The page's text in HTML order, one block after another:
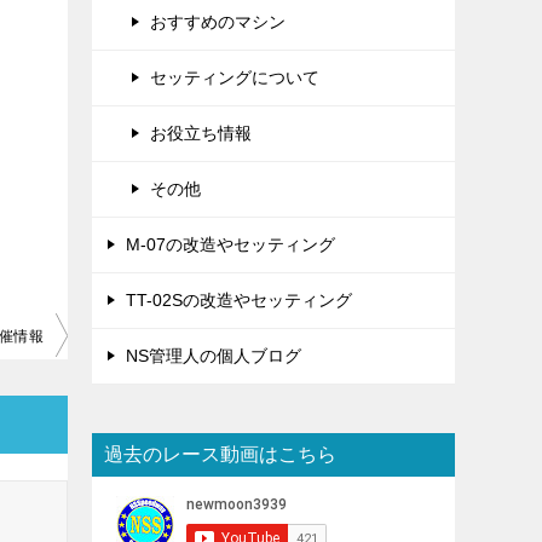
情報
おすすめのマシン
セッティングについて
お役立ち情報
その他
M-07の改造やセッティング
TT-02Sの改造やセッティング
NS管理人の個人ブログ
過去のレース動画はこちら